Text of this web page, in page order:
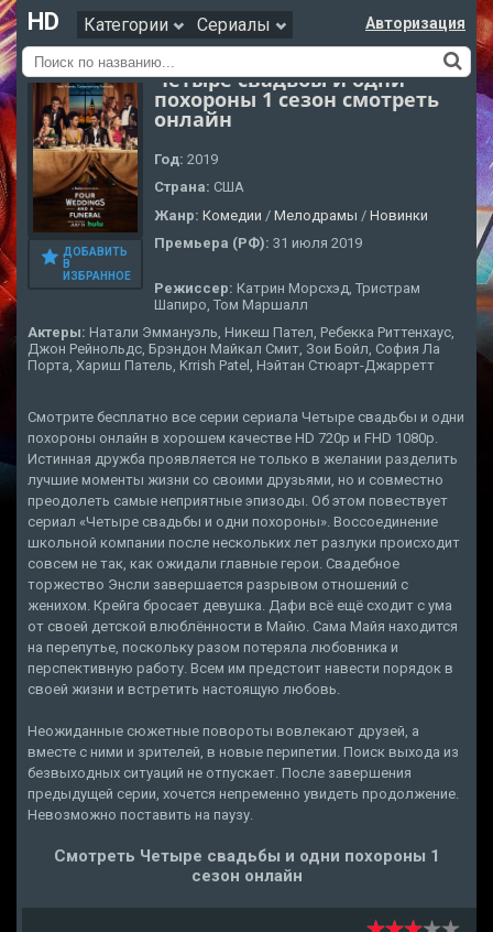
HD Категории Сериалы Авторизация
ДОБАВИТЬ
В
ИЗБРАННОЕ
Четыре свадьбы и одни
похороны 1 сезон смотреть
онлайн
Год: 2019
Страна: США
Жанр: Комедии / Мелодрамы / Новинки
Премьера (РФ): 31 июля 2019
Режиссер: Катрин Морсхэд, Тристрам
Шапиро, Том Маршалл
Актеры: Натали Эммануэль, Никеш Пател, Ребекка Риттенхаус,
Джон Рейнольдс, Брэндон Майкал Смит, Зои Бойл, София Ла
Порта, Хариш Патель, Krrish Patel, Нэйтан Стюарт-Джарретт
Смотрите бесплатно все серии сериала Четыре свадьбы и одни
похороны онлайн в хорошем качестве HD 720p и FHD 1080p.
Истинная дружба проявляется не только в желании разделить
лучшие моменты жизни со своими друзьями, но и совместно
преодолеть самые неприятные эпизоды. Об этом повествует
сериал «Четыре свадьбы и одни похороны». Воссоединение
школьной компании после нескольких лет разлуки происходит
совсем не так, как ожидали главные герои. Свадебное
торжество Энсли завершается разрывом отношений с
женихом. Крейга бросает девушка. Дафи всё ещё сходит с ума
от своей детской влюблённости в Майю. Сама Майя находится
на перепутье, поскольку разом потеряла любовника и
перспективную работу. Всем им предстоит навести порядок в
своей жизни и встретить настоящую любовь.
Неожиданные сюжетные повороты вовлекают друзей, а
вместе с ними и зрителей, в новые перипетии. Поиск выхода из
безвыходных ситуаций не отпускает. После завершения
предыдущей серии, хочется непременно увидеть продолжение.
Невозможно поставить на паузу.
Смотреть Четыре свадьбы и одни похороны 1
сезон онлайн